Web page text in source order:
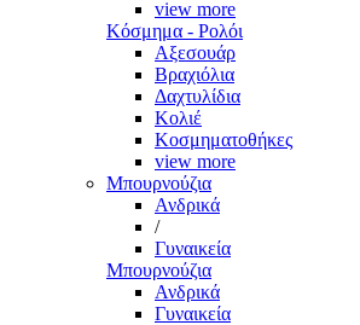
view more
Κόσμημα - Ρολόι
Αξεσουάρ
Βραχιόλια
Δαχτυλίδια
Κολιέ
Κοσμηματοθήκες
view more
Μπουρνούζια
Ανδρικά
/
Γυναικεία
Μπουρνούζια
Ανδρικά
Γυναικεία